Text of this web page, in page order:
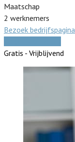
Maatschap
2 werknemers
Bezoek bedrijfspagina
Gratis - Vrijblijvend